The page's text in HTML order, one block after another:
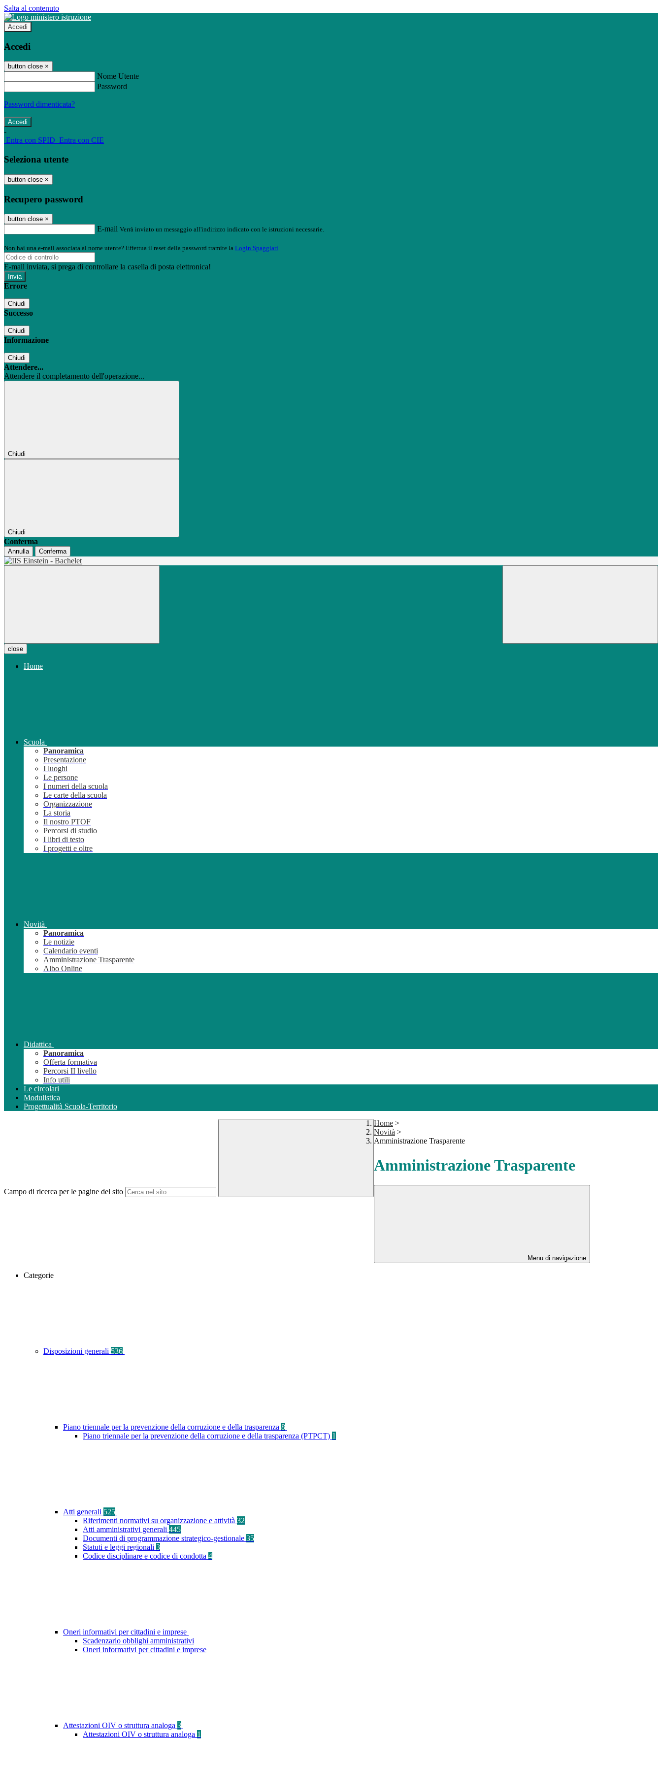
Salta al contenuto
Accedi
Accedi
button close ×
Nome Utente
Password
Password dimenticata?
-
Entra con SPID Entra con CIE
Seleziona utente
button close ×
Recupero password
button close ×
E-mail Verrà inviato un messaggio all'indirizzo indicato con le istruzioni necessarie.
Non hai una e-mail associata al nome utente? Effettua il reset della password tramite la Login Spaggiari
E-mail inviata, si prega di controllare la casella di posta elettronica!
Errore
Chiudi
Successo
Chiudi
Informazione
Chiudi
Attendere...
Attendere il completamento dell'operazione...
Chiudi
Chiudi
Conferma
Annulla Conferma
close
Home
Scuola
Panoramica
Presentazione
I luoghi
Le persone
I numeri della scuola
Le carte della scuola
Organizzazione
La storia
Il nostro PTOF
Percorsi di studio
I libri di testo
I progetti e oltre
Novità
Panoramica
Le notizie
Calendario eventi
Amministrazione Trasparente
Albo Online
Didattica
Panoramica
Offerta formativa
Percorsi II livello
Info utili
Le circolari
Modulistica
Progettualità Scuola-Territorio
Campo di ricerca per le pagine del sito
Home >
Novità >
Amministrazione Trasparente
Amministrazione Trasparente
Menu di navigazione
Categorie
Disposizioni generali 536
Piano triennale per la prevenzione della corruzione e della trasparenza 8
Piano triennale per la prevenzione della corruzione e della trasparenza (PTPCT) 1
Atti generali 525
Riferimenti normativi su organizzazione e attività 32
Atti amministrativi generali 445
Documenti di programmazione strategico-gestionale 35
Statuti e leggi regionali 3
Codice disciplinare e codice di condotta 4
Oneri informativi per cittadini e imprese
Scadenzario obblighi amministrativi
Oneri informativi per cittadini e imprese
Attestazioni OIV o struttura analoga 3
Attestazioni OIV o struttura analoga 1